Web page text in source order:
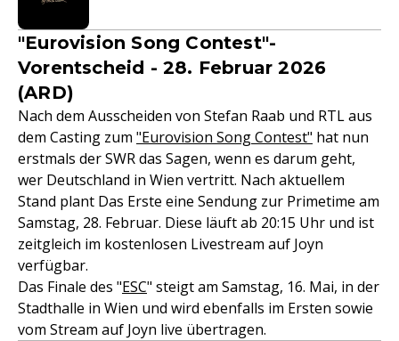
"Eurovision Song Contest"-
Vorentscheid - 28. Februar 2026
(ARD)
Nach dem Ausscheiden von Stefan Raab und RTL aus
dem Casting zum "Eurovision Song Contest" hat nun
erstmals der SWR das Sagen, wenn es darum geht,
wer Deutschland in Wien vertritt. Nach aktuellem
Stand plant Das Erste eine Sendung zur Primetime am
Samstag, 28. Februar. Diese läuft ab 20:15 Uhr und ist
zeitgleich im kostenlosen Livestream auf Joyn
verfügbar.
Das Finale des "ESC" steigt am Samstag, 16. Mai, in der
Stadthalle in Wien und wird ebenfalls im Ersten sowie
vom Stream auf Joyn live übertragen.